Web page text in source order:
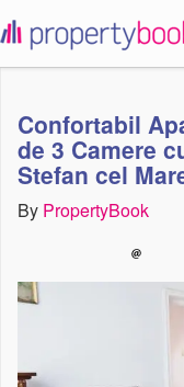
propertybook
Confortabil
de 3 Camere
Stefan cel
By PropertyBook